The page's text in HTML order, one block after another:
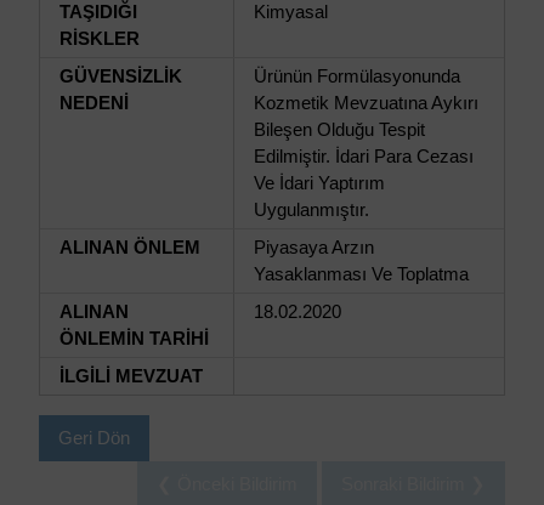
TAŞIDIĞI
RİSKLER
Kimyasal
GÜVENSİZLİK
NEDENİ
Ürünün Formülasyonunda
Kozmetik Mevzuatına Aykırı
Bileşen Olduğu Tespit
Edilmiştir. İdari Para Cezası
Ve İdari Yaptırım
Uygulanmıştır.
ALINAN ÖNLEM
Piyasaya Arzın
Yasaklanması Ve Toplatma
ALINAN
ÖNLEMİN TARİHİ
18.02.2020
İLGİLİ MEVZUAT
Geri Dön